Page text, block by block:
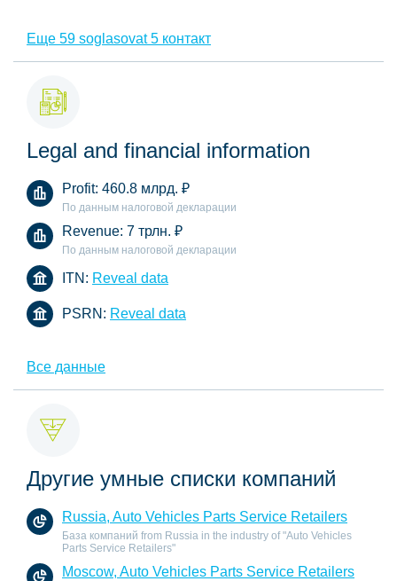
Еще 59 soglasovat 5 контакт
Legal and financial information
Profit: 460.8 млрд. ₽
По данным налоговой декларации
Revenue: 7 трлн. ₽
По данным налоговой декларации
ITN: Reveal data
PSRN: Reveal data
Все данные
Другие умные списки компаний
Russia, Auto Vehicles Parts Service Retailers
База компаний from Russia in the industry of "Auto Vehicles
Parts Service Retailers"
Moscow, Auto Vehicles Parts Service Retailers